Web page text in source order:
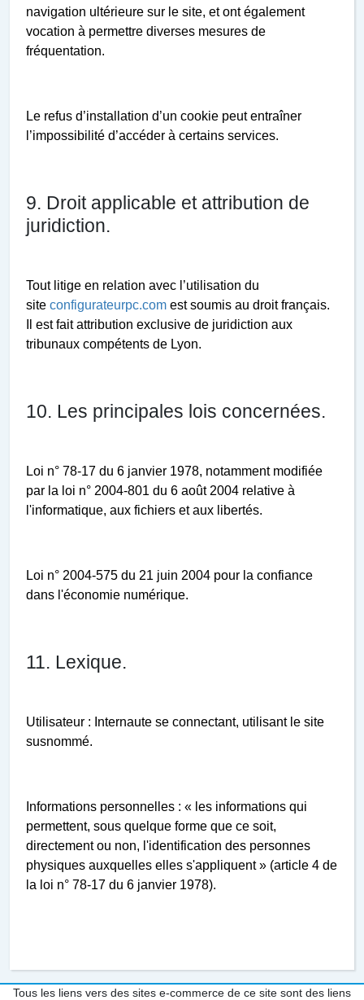
navigation ultérieure sur le site, et ont également
vocation à permettre diverses mesures de
fréquentation.
Le refus d’installation d’un cookie peut entraîner
l’impossibilité d’accéder à certains services.
9. Droit applicable et attribution de
juridiction.
Tout litige en relation avec l’utilisation du
site configurateurpc.com est soumis au droit français.
Il est fait attribution exclusive de juridiction aux
tribunaux compétents de Lyon.
10. Les principales lois concernées.
Loi n° 78-17 du 6 janvier 1978, notamment modifiée
par la loi n° 2004-801 du 6 août 2004 relative à
l'informatique, aux fichiers et aux libertés.
Loi n° 2004-575 du 21 juin 2004 pour la confiance
dans l'économie numérique.
11. Lexique.
Utilisateur : Internaute se connectant, utilisant le site
susnommé.
Informations personnelles : « les informations qui
permettent, sous quelque forme que ce soit,
directement ou non, l'identification des personnes
physiques auxquelles elles s'appliquent » (article 4 de
la loi n° 78-17 du 6 janvier 1978).
Tous les liens vers des sites e-commerce de ce site sont des liens